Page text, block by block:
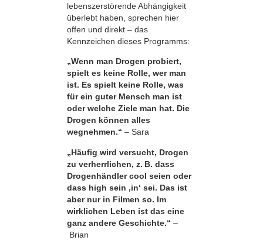
lebens­zerstörende Abhängigkeit
überlebt haben, sprechen hier
offen und direkt – das
Kennzeichen dieses Programms:
„Wenn man Drogen probiert,
spielt es keine Rolle, wer man
ist. Es spielt keine Rolle, was
für ein guter Mensch man ist
oder welche Ziele man hat. Die
Drogen können alles
wegnehmen.“ – Sara
„Häufig wird versucht, Drogen
zu verherrlichen, z. B. dass
Drogenhändler cool seien oder
dass high sein ,in‘ sei. Das ist
aber nur in Filmen so. Im
wirklichen Leben ist das eine
ganz andere Geschichte.“ –
Brian